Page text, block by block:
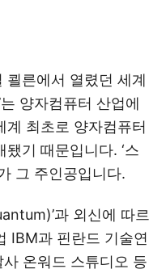
른에서 열렸던 세계
양자컴퓨터 산업에
계 최초로 양자컴퓨터
기 때문입니다. ‘스
그 주인공입니다.
과 외신에 따르
IBM과 핀란드 기술연
온워드 스튜디오 등